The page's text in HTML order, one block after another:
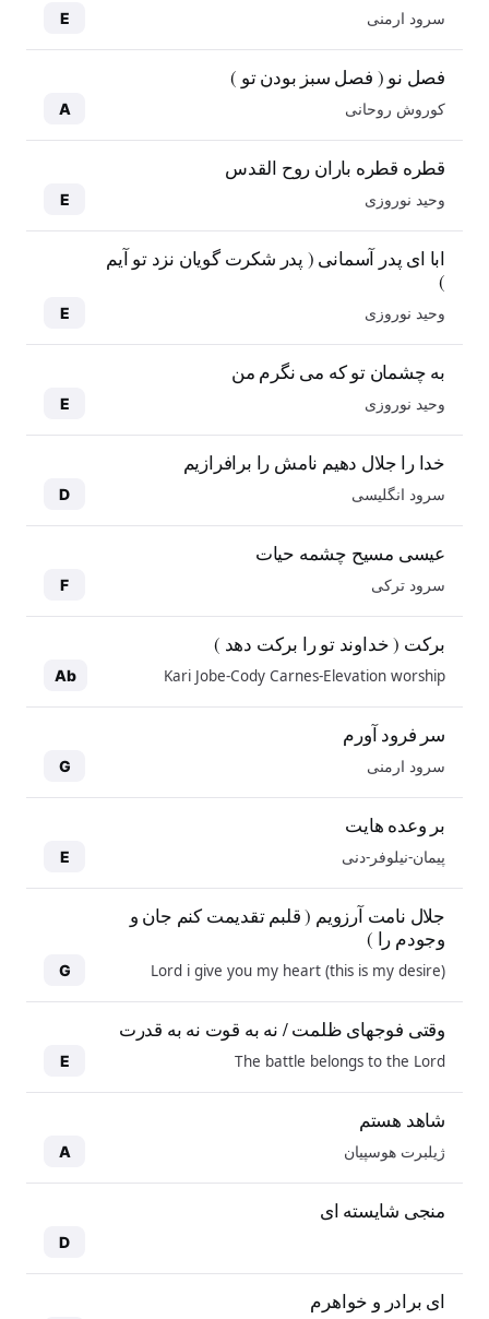
سرود ارمنی E
فصل نو ( فصل سبز بودن تو )
کوروش روحانی A
قطره قطره باران روح القدس
وحید نوروزی E
ابا ای پدر آسمانی ( پدر شکرت گویان نزد تو آیم
)
وحید نوروزی E
به چشمان تو که می نگرم من
وحید نوروزی E
خدا را جلال دهیم نامش را برافرازیم
سرود انگلیسی D
عیسی مسیح چشمه حیات
سرود ترکی F
برکت ( خداوند تو را برکت دهد )
Kari Jobe-Cody Carnes-Elevation worship
Ab
سر فرود آورم
سرود ارمنی G
بر وعده هایت
پیمان-نیلوفر-دنی E
جلال نامت آرزویم ( قلبم تقدیمت کنم جان و
وجودم را )
Lord i give you my heart (this is my desire)
G
وقتی فوجهای ظلمت / نه به قوت نه به قدرت
The battle belongs to the Lord
E
شاهد هستم
ژیلبرت هوسپیان A
منجی شایسته ای
D
ای برادر و خواهرم